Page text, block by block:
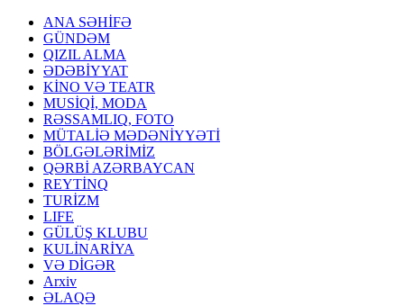
ANA SƏHİFƏ
GÜNDƏM
QIZIL ALMA
ƏDƏBİYYAT
KİNO VƏ TEATR
MUSİQİ, MODA
RƏSSAMLIQ, FOTO
MÜTALİƏ MƏDƏNİYYƏTİ
BÖLGƏLƏRİMİZ
QƏRBİ AZƏRBAYCAN
REYTİNQ
TURİZM
LIFE
GÜLÜŞ KLUBU
KULİNARİYA
VƏ DİGƏR
Arxiv
ƏLAQƏ